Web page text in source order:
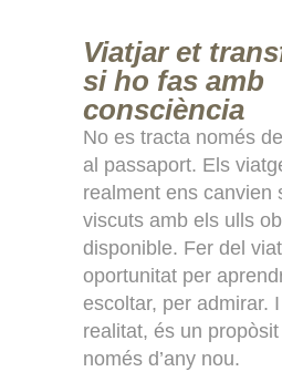
Viatjar et
si ho fas amb
consciència
No es tracta només
al passaport. Els
realment ens canvien
viscuts amb els ulls
disponible. Fer del
oportunitat per
escoltar, per admirar.
realitat, és un
només d’any nou.